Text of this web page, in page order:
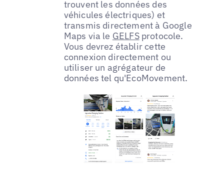
trouvent les données des
véhicules électriques) et
transmis directement à Google
Maps via le GELFSprotocole.
Vous devrez établir cette
connexion directement ou
utiliser un agrégateur de
données tel qu'EcoMovement.